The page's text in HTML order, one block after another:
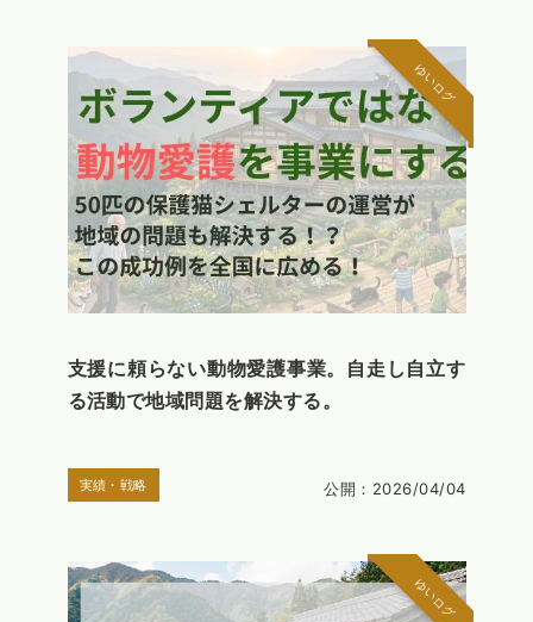
支援に頼らない動物愛護事業。自走し自立す
る活動で地域問題を解決する。
実績・戦略 公開：2026/04/04
ゆいログ
ゆいログ